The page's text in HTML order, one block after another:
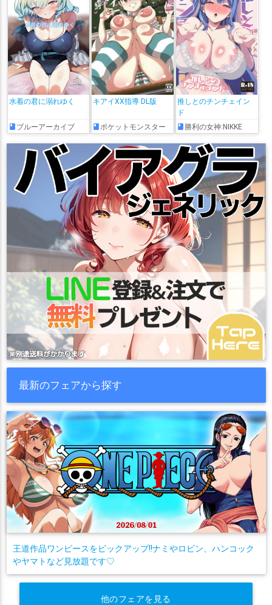
水着の君に溺れゆく
ブルーアーカイブ
キアイXX指導 DL版
ポケットモンスター
推しとのチンチェイン
ド
勝利の女神:NIKKE
最新のフェアから探す
王道作品ワンピースをピックアップ!!ナミやロビン、ハンコック
やヤマトなど見放題です♡
他のフェアを見る